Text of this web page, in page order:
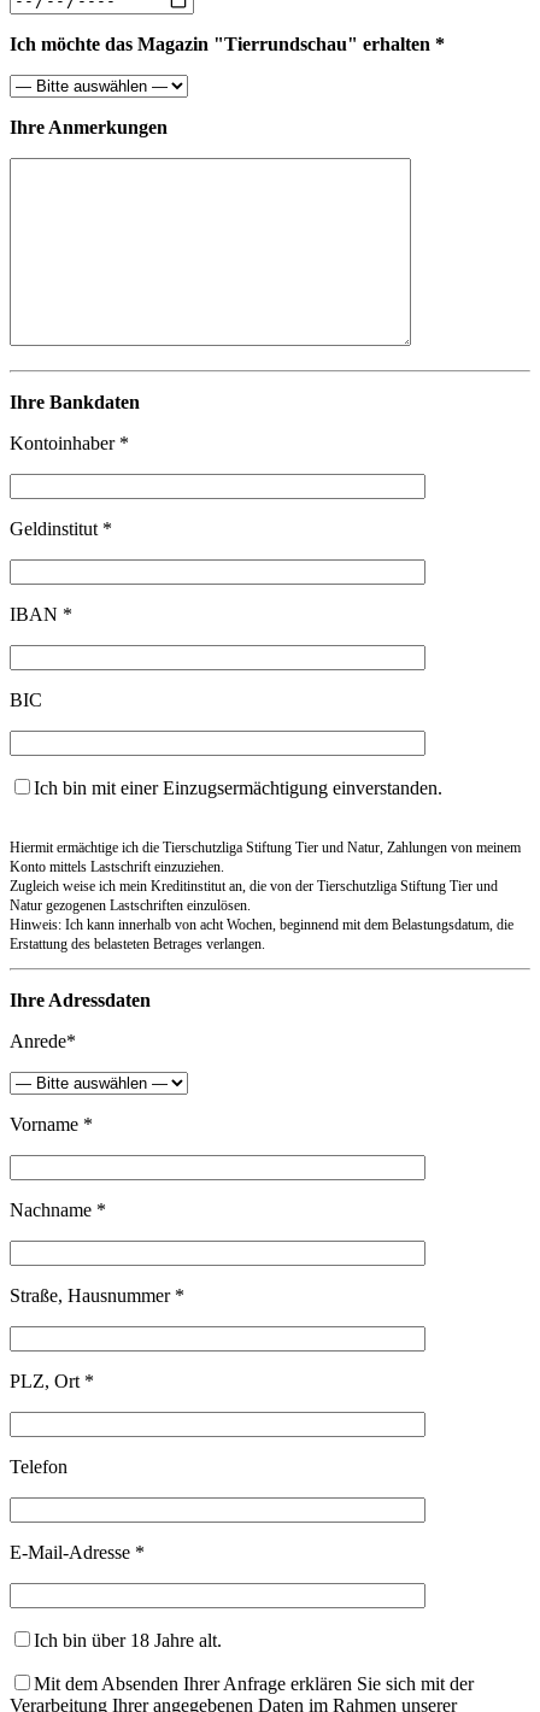
Ich möchte das Magazin "Tierrundschau" erhalten *
Ihre Anmerkungen
Ihre Bankdaten
Kontoinhaber *
Geldinstitut *
IBAN *
BIC
Ich bin mit einer Einzugsermächtigung einverstanden.
Hiermit ermächtige ich die Tierschutzliga Stiftung Tier und Natur, Zahlungen von meinem
Konto mittels Lastschrift einzuziehen.
Zugleich weise ich mein Kreditinstitut an, die von der Tierschutzliga Stiftung Tier und
Natur gezogenen Lastschriften einzulösen.
Hinweis: Ich kann innerhalb von acht Wochen, beginnend mit dem Belastungsdatum, die
Erstattung des belasteten Betrages verlangen.
Ihre Adressdaten
Anrede*
Vorname *
Nachname *
Straße, Hausnummer *
PLZ, Ort *
Telefon
E-Mail-Adresse *
Ich bin über 18 Jahre alt.
Mit dem Absenden Ihrer Anfrage erklären Sie sich mit der
Verarbeitung Ihrer angegebenen Daten im Rahmen unserer